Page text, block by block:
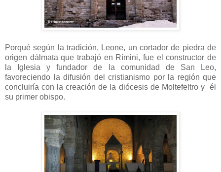
Porqué según la tradición, Leone, un cortador de piedra de
origen dálmata que trabajó en Rímini, fue el constructor de
la Iglesia y fundador de la comunidad de San Leo,
favoreciendo la difusión del cristianismo por la región que
concluiría con la creación de la diócesis de Moltefeltro y él
su primer obispo.